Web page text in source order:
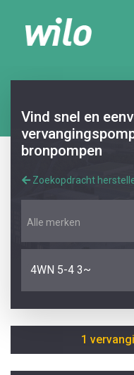
Vind snel en
bronpompen
Zoekopdracht
Alle merken
4WN 5-4 3~
1